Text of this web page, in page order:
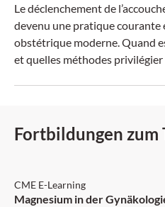
Le déclenchement de
devenu une pratique courante
obstétrique moderne. Quand
et quelles méthodes privilégier
Fortbildungen zum
CME E-Learning
Magnesium in der